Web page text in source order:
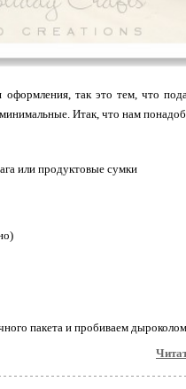
так это тем, что
Итак, что нам
или продуктовые сумки
пакета и пробиваем